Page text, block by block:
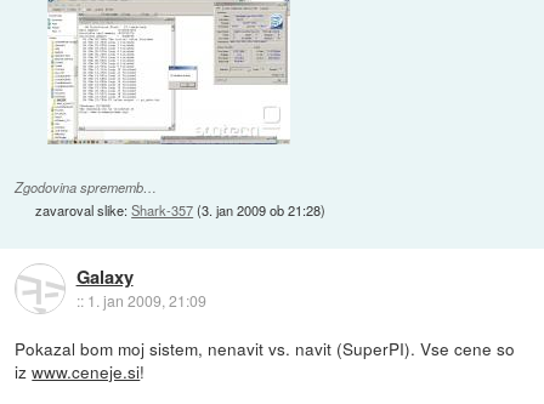
Zgodovina sprememb…
zavaroval slike:Shark-357(3. jan 2009 ob 21:28)
Galaxy
:: 1. jan 2009, 21:09
Pokazal bom moj sistem, nenavit vs. navit (SuperPI). Vse cene so
izwww.ceneje.si!